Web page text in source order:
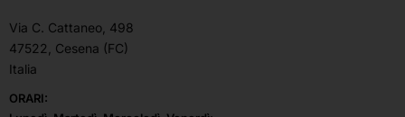
Via C. Cattaneo, 498
47522, Cesena (FC)
Italia
ORARI: